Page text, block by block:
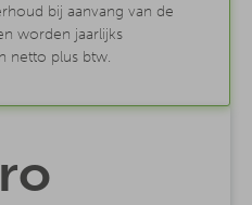
bij aanvang van de
worden jaarlijks
netto plus btw.